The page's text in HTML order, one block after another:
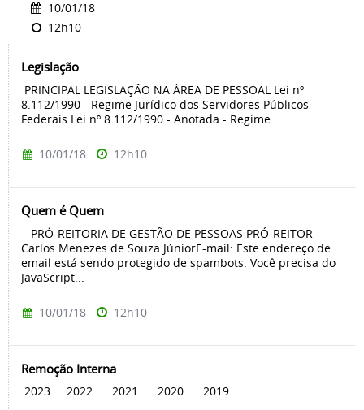
10/01/18
12h10
Legislação
PRINCIPAL LEGISLAÇÃO NA ÁREA DE PESSOAL Lei nº
8.112/1990 - Regime Jurídico dos Servidores Públicos
Federais Lei nº 8.112/1990 - Anotada - Regime...
10/01/18 12h10
Quem é Quem
PRÓ-REITORIA DE GESTÃO DE PESSOAS PRÓ-REITOR
Carlos Menezes de Souza JúniorE-mail: Este endereço de
email está sendo protegido de spambots. Você precisa do
JavaScript...
10/01/18 12h10
Remoção Interna
2023 2022 2021 2020 2019 ...